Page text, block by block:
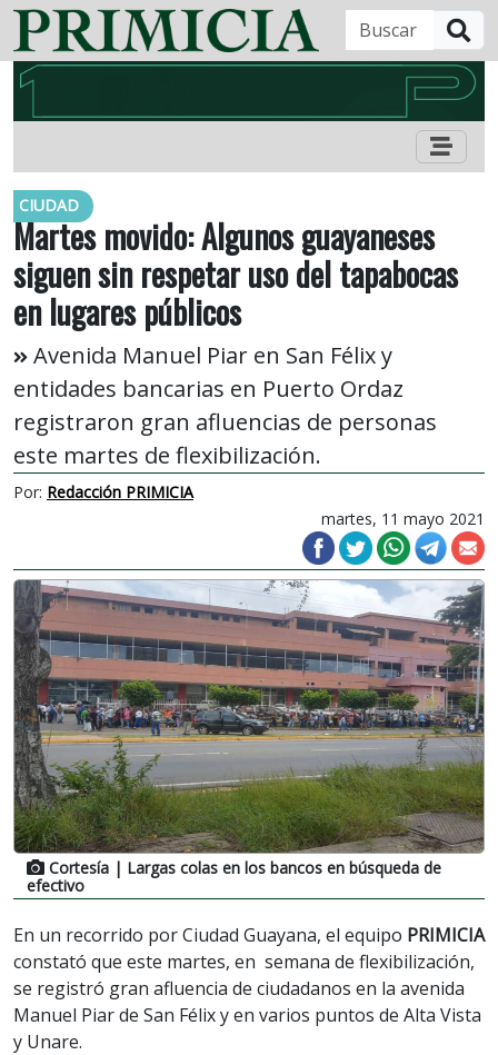
CIUDAD
Martes movido: Algunos guayaneses
siguen sin respetar uso del tapabocas
en lugares públicos
Avenida Manuel Piar en San Félix y
entidades bancarias en Puerto Ordaz
registraron gran afluencias de personas
este martes de flexibilización.
Por: Redacción PRIMICIA
martes, 11 mayo 2021
Cortesía | Largas colas en los bancos en búsqueda de
efectivo
En un recorrido por Ciudad Guayana, el equipo PRIMICIA
constató que este martes, en semana de flexibilización,
se registró gran afluencia de ciudadanos en la avenida
Manuel Piar de San Félix y en varios puntos de Alta Vista
y Unare.